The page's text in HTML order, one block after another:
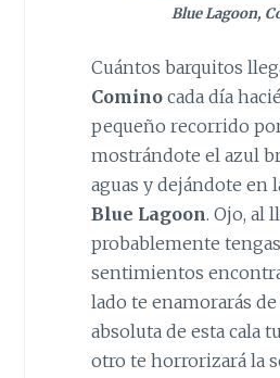
Blue Lagoon,
Cuántos barquitos
Cominocada día
pequeño recorrido
mostrándote el azul
aguas y dejándote en
Blue Lagoon. Ojo, al
probablemente tengas
sentimientos
lado te enamorarás
absoluta de esta cala
otro te horrorizará la